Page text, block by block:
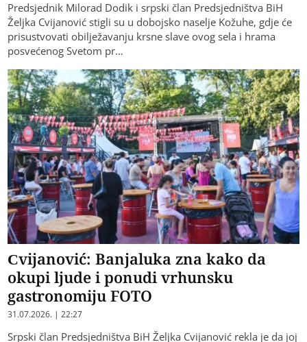
Predsjednik Milorad Dodik i srpski član Predsjedništva BiH
Željka Cvijanović stigli su u dobojsko naselje Kožuhe, gdje će
prisustvovati obilježavanju krsne slave ovog sela i hrama
posvećenog Svetom pr…
Cvijanović: Banjaluka zna kako da
okupi ljude i ponudi vrhunsku
gastronomiju FOTO
31.07.2026. | 22:27
Srpski član Predsjedništva BiH Željka Cvijanović rekla je da joj